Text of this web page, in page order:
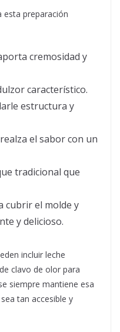
esta preparación
cremosidad y
característico.
estructura y
el sabor con un
tradicional que
cubrir el molde y
y delicioso.
incluir leche
clavo de olor para
siempre mantiene esa
tan accesible y